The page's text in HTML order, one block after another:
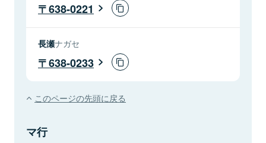
638-0221
長瀬ナガセ
638-0233
このページの先頭に戻る
マ行